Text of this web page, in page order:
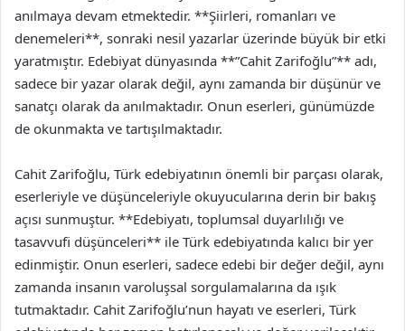
anılmaya devam etmektedir. **Şiirleri, romanları ve
denemeleri**, sonraki nesil yazarlar üzerinde büyük bir etki
yaratmıştır. Edebiyat dünyasında **”Cahit Zarifoğlu”** adı,
sadece bir yazar olarak değil, aynı zamanda bir düşünür ve
sanatçı olarak da anılmaktadır. Onun eserleri, günümüzde
de okunmakta ve tartışılmaktadır.
Cahit Zarifoğlu, Türk edebiyatının önemli bir parçası olarak,
eserleriyle ve düşünceleriyle okuyucularına derin bir bakış
açısı sunmuştur. **Edebiyatı, toplumsal duyarlılığı ve
tasavvufi düşünceleri** ile Türk edebiyatında kalıcı bir yer
edinmiştir. Onun eserleri, sadece edebi bir değer değil, aynı
zamanda insanın varoluşsal sorgulamalarına da ışık
tutmaktadır. Cahit Zarifoğlu’nun hayatı ve eserleri, Türk